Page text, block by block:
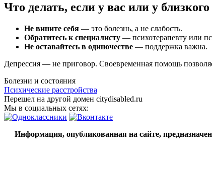
Что делать, если у вас или у
Не вините себя — это болезнь, а не слабость.
Обратитесь к специалисту — психотерапевту или
Не оставайтесь в одиночестве — поддержка важна.
Депрессия — не приговор. Своевременная помощь
Болезни и состояния
Психические расстройства
Перешел на другой домен citydisabled.ru
Мы в социальных сетях:
Информация, опубликованная на сайте,